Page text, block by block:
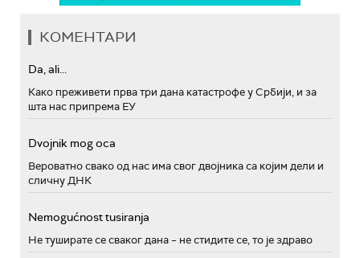
КОМЕНТАРИ
Da, ali...
Како преживети прва три дана катастрофе у Србији, и за
шта нас припрема ЕУ
Dvojnik mog oca
Вероватно свако од нас има свог двојника са којим дели и
сличну ДНК
Nemogućnost tusiranja
Не туширате се сваког дана – не стидите се, то је здраво